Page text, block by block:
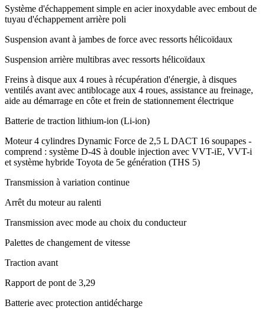
Système d'échappement simple en acier inoxydable avec embout de
tuyau d'échappement arrière poli
Suspension avant à jambes de force avec ressorts hélicoïdaux
Suspension arrière multibras avec ressorts hélicoïdaux
Freins à disque aux 4 roues à récupération d'énergie, à disques
ventilés avant avec antiblocage aux 4 roues, assistance au freinage,
aide au démarrage en côte et frein de stationnement électrique
Batterie de traction lithium-ion (Li-ion)
Moteur 4 cylindres Dynamic Force de 2,5 L DACT 16 soupapes -
comprend : système D-4S à double injection avec VVT-iE, VVT-i
et système hybride Toyota de 5e génération (THS 5)
Transmission à variation continue
Arrêt du moteur au ralenti
Transmission avec mode au choix du conducteur
Palettes de changement de vitesse
Traction avant
Rapport de pont de 3,29
Batterie avec protection antidécharge